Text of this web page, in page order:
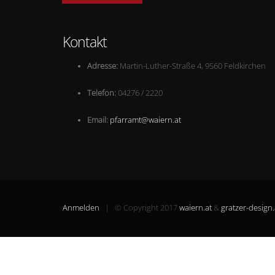
Kontakt
Adresse: Martin-Luther-Straße 4, 9560 Feldkirchen
Telefon:04276 / 2220
Email: pfarramt@waiern.at
Anmelden | © Copyright 2017waiern.at &gratzer-